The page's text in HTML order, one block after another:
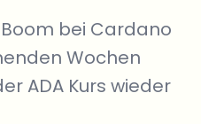
bei Cardano
Wochen
ADA Kurs wieder